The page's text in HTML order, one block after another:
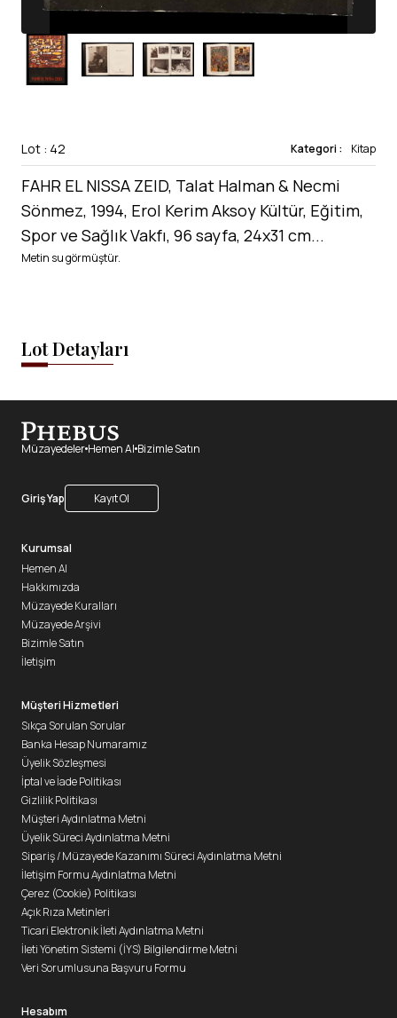
Lot : 42 Kategori : Kitap
FAHR EL NISSA ZEID, Talat Halman & Necmi
Sönmez, 1994, Erol Kerim Aksoy Kültür, Eğitim,
Spor ve Sağlık Vakfı, 96 sayfa, 24x31 cm...
Metin su görmüştür.
Lot Detayları
Müzayedeler Hemen Al Bizimle Satın
Giriş Yap Kayıt Ol
Kurumsal
Hemen Al
Hakkımızda
Müzayede Kuralları
Müzayede Arşivi
Bizimle Satın
İletişim
Müşteri Hizmetleri
Sıkça Sorulan Sorular
Banka Hesap Numaramız
Üyelik Sözleşmesi
İptal ve İade Politikası
Gizlilik Politikası
Müşteri Aydınlatma Metni
Üyelik Süreci Aydınlatma Metni
Sipariş / Müzayede Kazanımı Süreci Aydınlatma Metni
İletişim Formu Aydınlatma Metni
Çerez (Cookie) Politikası
Açık Rıza Metinleri
Ticari Elektronik İleti Aydınlatma Metni
İleti Yönetim Sistemi (İYS) Bilgilendirme Metni
Veri Sorumlusuna Başvuru Formu
Hesabım